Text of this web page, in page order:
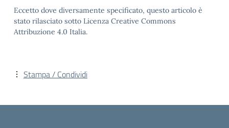
Eccetto dove diversamente specificato, questo articolo è
stato rilasciato sotto Licenza Creative Commons
Attribuzione 4.0 Italia.
Stampa / Condividi